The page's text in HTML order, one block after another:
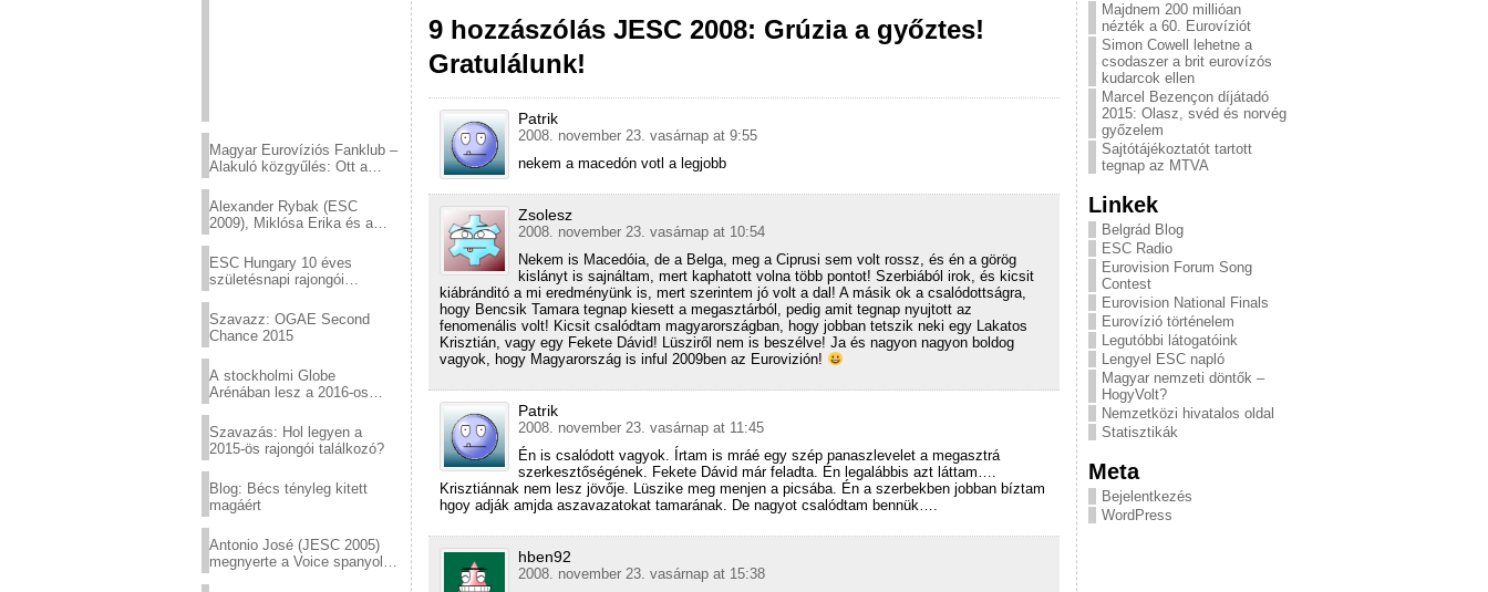
Magyar Eurovíziós Fanklub –
Alakuló közgyűlés: Ott a
Alexander Rybak (ESC
2009), Miklósa Erika és a
sztárjai a Margitszigeten
ESC Hungary 10 éves
születésnapi rajongói
Szavazz: OGAE Second
Chance 2015
A stockholmi Globe
Arénában lesz a 2016-os
Szavazás: Hol legyen a
2015-ös rajongói találkozó?
Blog: Bécs tényleg kitett
magáért
Antonio José (JESC 2005)
megnyerte a Voice spanyol
9 hozzászólás JESC 2008: Grúzia a győztes!
Gratulálunk!
Patrik
2008. november 23. vasárnap at 9:55
nekem a macedón votl a legjobb
Zsolesz
2008. november 23. vasárnap at 10:54
Nekem is Macedóia, de a Belga, meg a Ciprusi sem volt rossz, és én a görög
kislányt is sajnáltam, mert kaphatott volna több pontot! Szerbiából irok, és kicsit
kiábránditó a mi eredményünk is, mert szerintem jó volt a dal! A másik ok a csalódottságra,
hogy Bencsik Tamara tegnap kiesett a megasztárból, pedig amit tegnap nyujtott az
fenomenális volt! Kicsit csalódtam magyarországban, hogy jobban tetszik neki egy Lakatos
Krisztián, vagy egy Fekete Dávid! Lüsziről nem is beszélve! Ja és nagyon nagyon boldog
vagyok, hogy Magyarország is inful 2009ben az Eurovizión!
Patrik
2008. november 23. vasárnap at 11:45
Én is csalódott vagyok. Írtam is mráé egy szép panaszlevelet a megasztrá
szerkesztőségének. Fekete Dávid már feladta. Én legalábbis azt láttam….
Krisztiánnak nem lesz jövője. Lüszike meg menjen a picsába. Én a szerbekben jobban bíztam
hgoy adják amjda aszavazatokat tamarának. De nagyot csalódtam bennük….
hben92
2008. november 23. vasárnap at 15:38
Majdnem 200 millióan
nézték a 60. Eurovíziót
Simon Cowell lehetne a
csodaszer a brit eurovízós
kudarcok ellen
Marcel Bezençon díjátadó
2015: Olasz, svéd és norvég
győzelem
Sajtótájékoztatót tartott
tegnap az MTVA
Linkek
Belgrád Blog
ESC Radio
Eurovision Forum Song
Contest
Eurovision National Finals
Eurovízió történelem
Legutóbbi látogatóink
Lengyel ESC napló
Magyar nemzeti döntők –
HogyVolt?
Nemzetközi hivatalos oldal
Statisztikák
Meta
Bejelentkezés
WordPress